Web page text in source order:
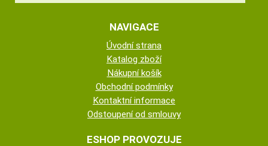
NAVIGACE
Úvodní strana
Katalog zboží
Nákupní košík
Obchodní podmínky
Kontaktní informace
Odstoupení od smlouvy
ESHOP PROVOZUJE